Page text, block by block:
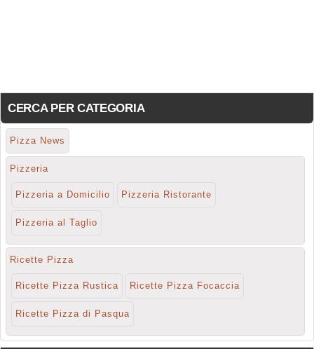
CERCA PER CATEGORIA
Pizza News
Pizzeria
Pizzeria a Domicilio Pizzeria Ristorante
Pizzeria al Taglio
Ricette Pizza
Ricette Pizza Rustica Ricette Pizza Focaccia
Ricette Pizza di Pasqua